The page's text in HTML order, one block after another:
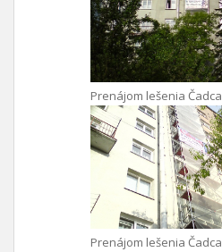
Prenájom lešenia Čadca
Prenájom lešenia Čadca